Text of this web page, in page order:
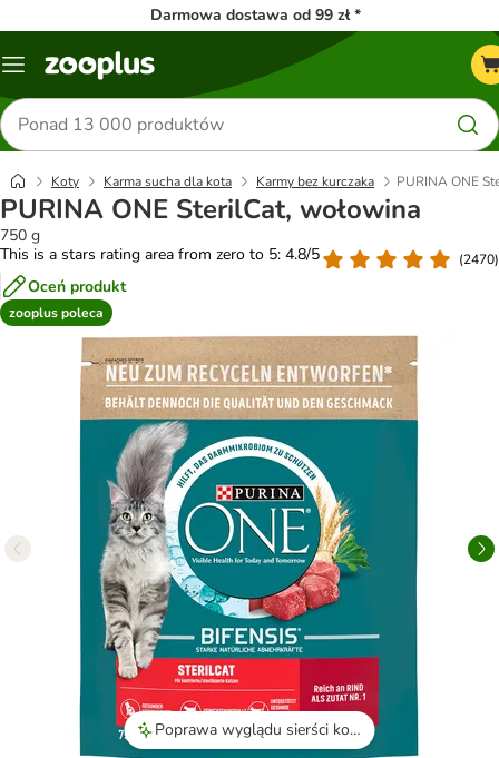
Darmowa dostawa od 99 zł *
Menu
Szukaj
produktów
Koty Karma sucha dla kota Karmy bez kurczaka PURINA ONE
PURINA ONE SterilCat, wołowina
750 g
This is a stars rating area from zero to 5: 4.8/5
(2470)
Oceń produkt
zooplus poleca
Poprawa wyglądu sierści kotów, która staje się bardziej lśniąca i zadbana.